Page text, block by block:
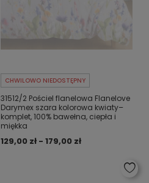
CHWILOWO NIEDOSTĘPNY
31512/2 Pościel flanelowa Flanelove
Darymex szara kolorowa kwiaty–
komplet, 100% bawełna, ciepła i
miękka
129,00 zł - 179,00 zł